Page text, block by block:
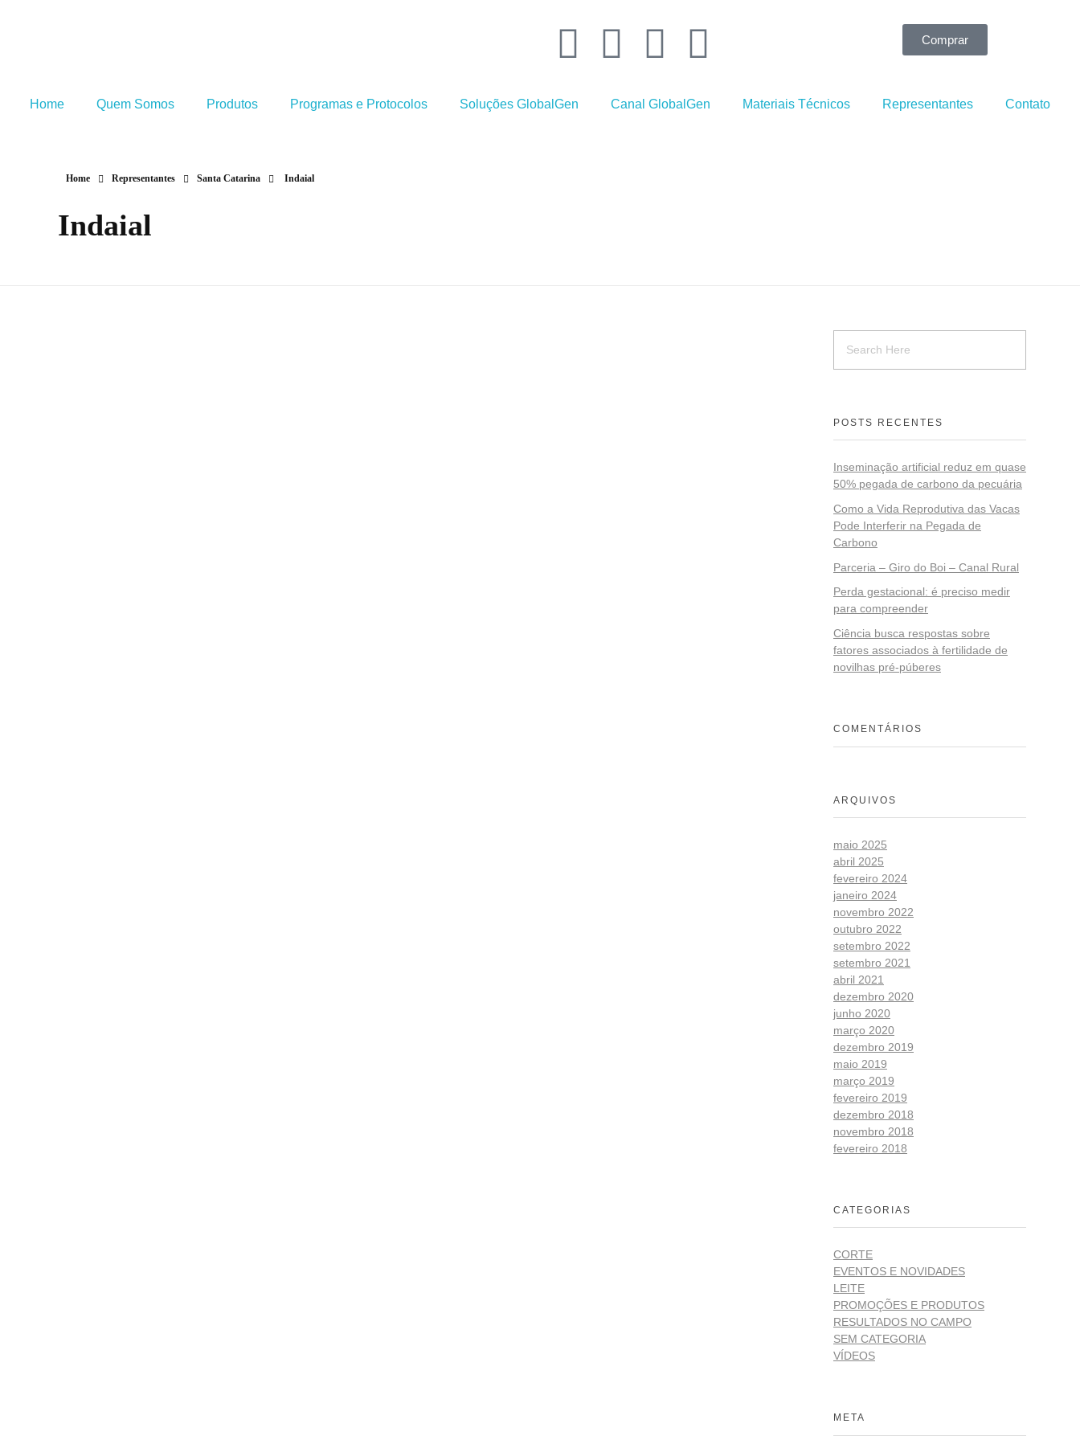
Comprar
Home Quem Somos Produtos Programas e Protocolos Soluções GlobalGen Canal GlobalGen Materiais Técnicos Representantes Contato
Home Representantes Santa Catarina Indaial
Indaial
POSTS RECENTES
Inseminação artificial reduz em quase
50% pegada de carbono da pecuária
Como a Vida Reprodutiva das Vacas
Pode Interferir na Pegada de
Carbono
Parceria – Giro do Boi – Canal Rural
Perda gestacional: é preciso medir
para compreender
Ciência busca respostas sobre
fatores associados à fertilidade de
novilhas pré-púberes
COMENTÁRIOS
ARQUIVOS
maio 2025
abril 2025
fevereiro 2024
janeiro 2024
novembro 2022
outubro 2022
setembro 2022
setembro 2021
abril 2021
dezembro 2020
junho 2020
março 2020
dezembro 2019
maio 2019
março 2019
fevereiro 2019
dezembro 2018
novembro 2018
fevereiro 2018
CATEGORIAS
CORTE
EVENTOS E NOVIDADES
LEITE
PROMOÇÕES E PRODUTOS
RESULTADOS NO CAMPO
SEM CATEGORIA
VÍDEOS
META